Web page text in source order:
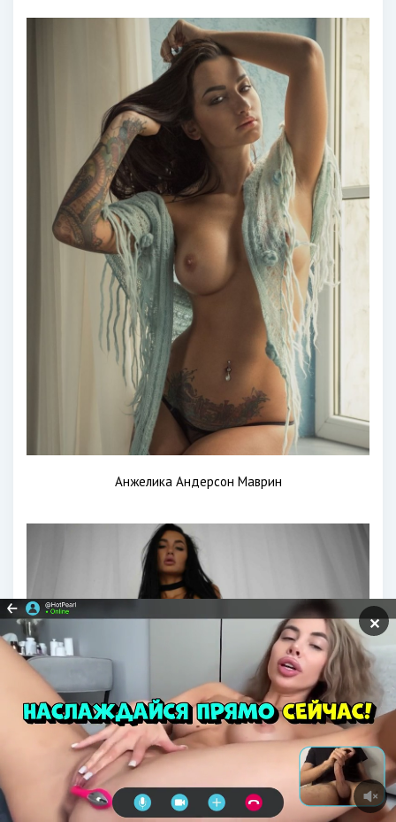
Анжелика Андерсон Маврин
Анжелика Андерсон модель голая
✕